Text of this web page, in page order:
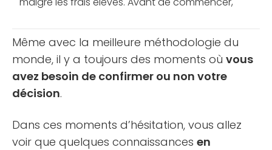
Même avec la meilleure méthodologie du
monde, il y a toujours des moments où vous
avez besoin de confirmer ou non votre
décision.
Dans ces moments d’hésitation, vous allez
voir que quelques connaissances en